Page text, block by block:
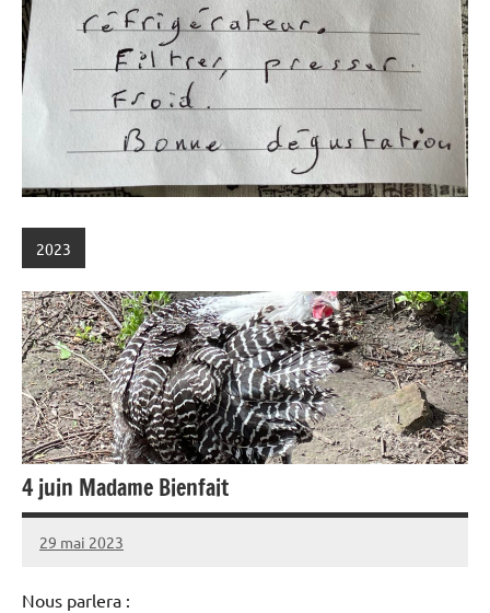
2023
4 juin Madame Bienfait
29 mai 2023
admin
Nous parlera :